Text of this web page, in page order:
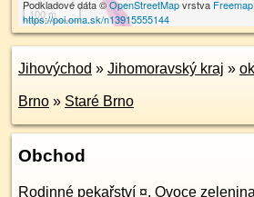
100 m
Podkladové dáta ©OpenStreetMapvrstva
https://poi.oma.sk/n13915555144
Jihovýchod » Jihomoravský kraj »
Brno » Staré Brno
Obchod
Rodinné pekařství ¤, Ovoce